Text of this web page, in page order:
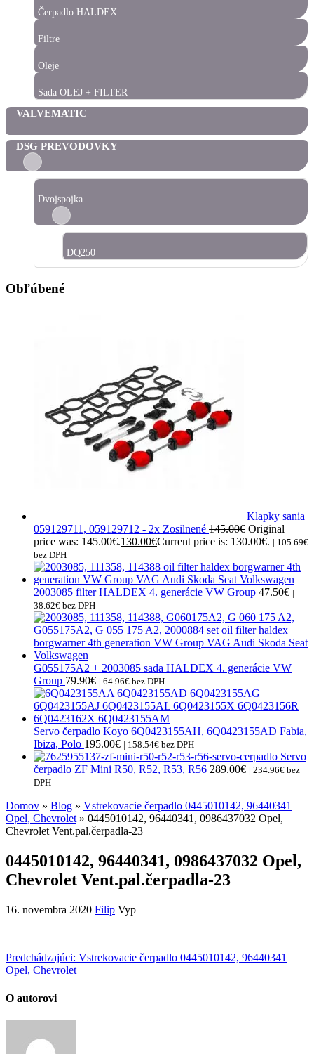
Čerpadlo HALDEX
Filtre
Oleje
Sada OLEJ + FILTER
VALVEMATIC
DSG PREVODOVKY
Dvojspojka
DQ250
Obľúbené
Klapky sania
059129711, 059129712 - 2x Zosilnené 145.00€ Original
price was: 145.00€.130.00€Current price is: 130.00€. | 105.69€
bez DPH
2003085 filter HALDEX 4. generácie VW Group 47.50€ |
38.62€ bez DPH
G055175A2 + 2003085 sada HALDEX 4. generácie VW
Group 79.90€ | 64.96€ bez DPH
Servo čerpadlo Koyo 6Q0423155AH, 6Q0423155AD Fabia,
Ibiza, Polo 195.00€ | 158.54€ bez DPH
Servo
čerpadlo ZF Mini R50, R52, R53, R56 289.00€ | 234.96€ bez
DPH
Domov » Blog » Vstrekovacie čerpadlo 0445010142, 96440341
Opel, Chevrolet» 0445010142, 96440341, 0986437032 Opel,
Chevrolet Vent.pal.čerpadla-23
0445010142, 96440341, 0986437032 Opel,
Chevrolet Vent.pal.čerpadla-23
16. novembra 2020 Filip Vyp
Predchádzajúci: Vstrekovacie čerpadlo 0445010142, 96440341
Opel, Chevrolet
O autorovi